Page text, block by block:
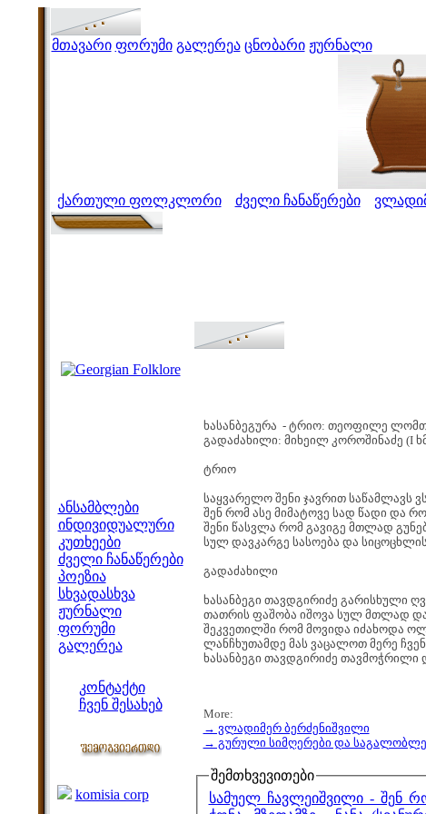
მთავარი ფორუმი გალერეა ცნობარი ჟურნალი
ქართული ფოლკლორი ძველი ჩანაწერები
ანსამბლები
ინდივიდუალური
კუთხეები
ძველი ჩანაწერები
პოეზია
სხვადასხვა
ჟურნალი
ფორუმი
გალერეა
კონტაქტი
ჩვენ შესახებ
komisia corp
ხასანბეგურა - ტრიო: თეოფილე
გადაძახილი: მიხეილ კოროშინაძე (I
ტრიო
საყვარელო შენი ჯავრით საწამლავს
შენ რომ ასე მიმატოვე სად წადი და
შენი წასვლა რომ გავიგე მთლად
სულ დავკარგე სასოება და
გადაძახილი
ხასანბეგი თავდგირიძე გარისხული
თათრის ფაშობა იშოვა სულ მთლად
შეკვეთილში რომ მოვიდა იძახოდა
ლანჩხუთამდე მას ვაცალოთ მერე
ხასანბეგი თავდგირიძე თავმოჭრილი
More:
→ ვლადიმერ ბერძენიშვილი
→ გურული სიმღერები და
შემთხვევითები
სამუელ ჩავლეიშვილი - შენ